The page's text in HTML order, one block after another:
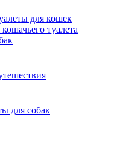
для кошек
туалета
для собак